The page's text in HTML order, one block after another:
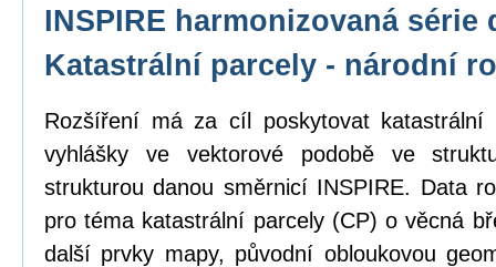
INSPIRE harmonizovaná série
Katastrální parcely - národní
Rozšíření má za cíl poskytovat katastrální
vyhlášky ve vektorové podobě ve
strukturou danou směrnicí INSPIRE. Data
pro téma katastrální parcely (CP) o věcná
další prvky mapy, původní obloukovou